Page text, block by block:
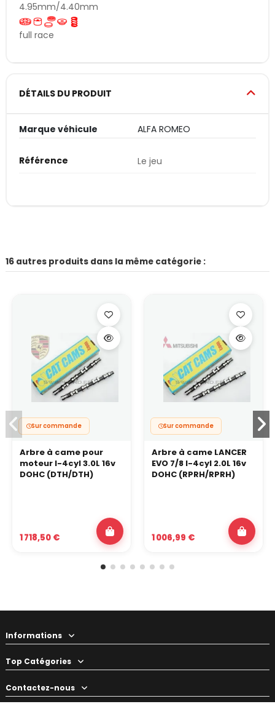
4.95mm/4.40mm
full race
DÉTAILS DU PRODUIT
Marque véhicule ALFA ROMEO
Référence Le jeu
16 autres produits dans la même catégorie :
Sur commande
Arbre à came pour
moteur I-4cyl 3.0L 16v
DOHC (DTH/DTH)
1 718,50 €
Sur commande
Arbre à came LANCER
EVO 7/8 I-4cyl 2.0L 16v
DOHC (RPRH/RPRH)
1 006,99 €
Informations
Top Catégories
Contactez-nous